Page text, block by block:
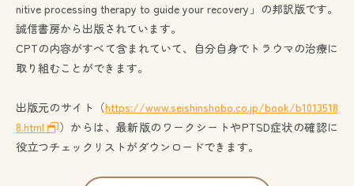
nitive processing therapy to guide your recovery」の邦訳版です。
誠信書房から出版されています。
CPTの内容がすべて含まれていて、自分自身でトラウマの治療に
取り組むことができます。
出版元のサイト（https://www.seishinshobo.co.jp/book/b1013518
8.html
）からは、最新版のワークシートやPTSD症状の確認に
役立つチェックリストがダウンロードできます。